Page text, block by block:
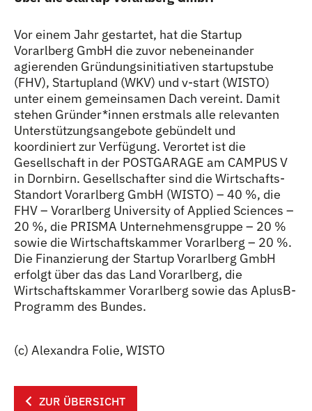
Vor einem Jahr gestartet, hat die Startup
Vorarlberg GmbH die zuvor nebeneinander
agierenden Gründungsinitiativen startupstube
(FHV), Startupland (WKV) und v-start (WISTO)
unter einem gemeinsamen Dach vereint. Damit
stehen Gründer*innen Innen
erstmals alle relevanten
Unterstützungsangebote gebündelt und
koordiniert zur Verfügung. Verortet ist die
Gesellschaft in der POSTGARAGE am CAMPUS V
in Dornbirn. Gesellschafter sind die Wirtschafts-
Standort Vorarlberg GmbH (WISTO) – 40 %, die
FHV – Vorarlberg University of Applied Sciences –
20 %, die PRISMA Unternehmensgruppe – 20 %
sowie die Wirtschaftskammer Vorarlberg – 20 %.
Die Finanzierung der Startup Vorarlberg GmbH
erfolgt über das das Land Vorarlberg, die
Wirtschaftskammer Vorarlberg sowie das AplusB-
Programm des Bundes.
(c) Alexandra Folie, WISTO
ZUR ÜBERSICHT